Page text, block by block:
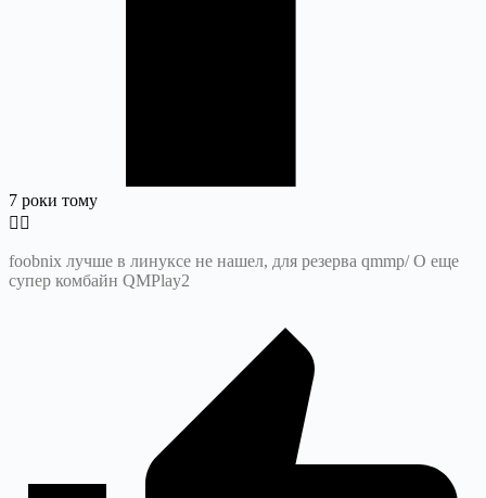
7 роки тому
foobnix лучше в линуксе не нашел, для резерва qmmp/ О еще
супер комбайн QMPlay2